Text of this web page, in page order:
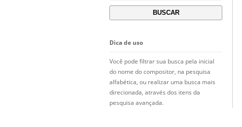
Dica de uso
Você pode filtrar sua busca pela inicial
do nome do compositor, na pesquisa
alfabética, ou realizar uma busca mais
direcionada, através dos itens da
pesquisa avançada.